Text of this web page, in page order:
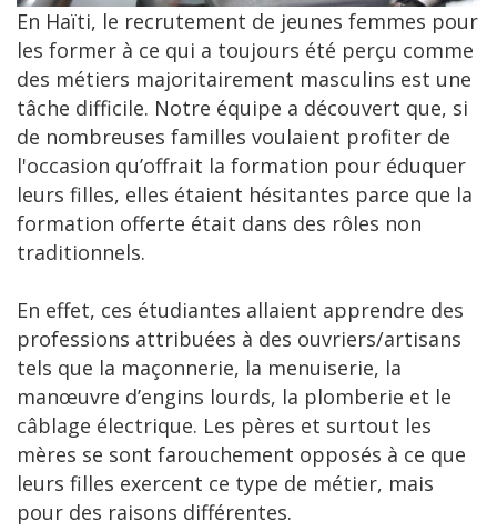
En Haïti, le recrutement de jeunes femmes pour
les former à ce qui a toujours été perçu comme
des métiers majoritairement masculins est une
tâche difficile. Notre équipe a découvert que, si
de nombreuses familles voulaient profiter de
l'occasion qu’offrait la formation pour éduquer
leurs filles, elles étaient hésitantes parce que la
formation offerte était dans des rôles non
traditionnels.
En effet, ces étudiantes allaient apprendre des
professions attribuées à des ouvriers/artisans
tels que la maçonnerie, la menuiserie, la
manœuvre d’engins lourds, la plomberie et le
câblage électrique. Les pères et surtout les
mères se sont farouchement opposés à ce que
leurs filles exercent ce type de métier, mais
pour des raisons différentes.